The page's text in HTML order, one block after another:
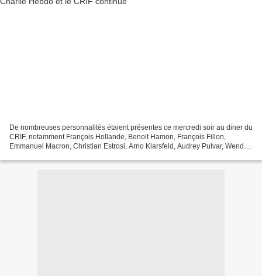
De nombreuses personnalités étaient présentes ce mercredi soir au diner du
CRIF, notamment François Hollande, Benoit Hamon, François Fillon,
Emmanuel Macron, Christian Estrosi, Arno Klarsfeld, Audrey Pulvar, Wendy